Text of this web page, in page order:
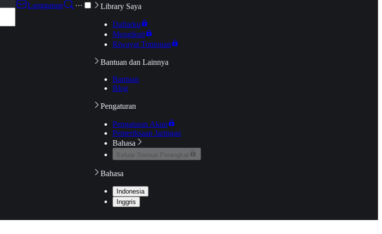
Langganan
··· Library Saya
Daftarku
Mengikuti
Riwayat Tontonan
Bantuan dan Lainnya
Bantuan
Blog
Pengaturan
Pengaturan Akun
Pemeriksaan Jaringan
Bahasa
Keluar Semua Perangkat
Bahasa
Indonesia
Inggris